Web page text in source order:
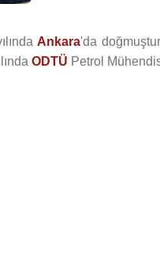
Ankara'da
ODTÜ Petrol